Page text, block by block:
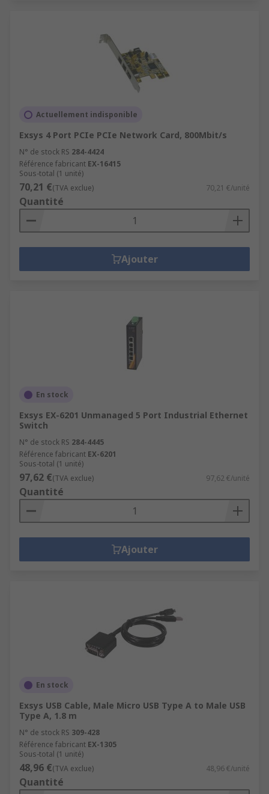
Actuellement indisponible
Exsys 4 Port PCIe PCIe Network Card, 800Mbit/s
N° de stock RS 284-4424
Référence fabricant EX-16415
Sous-total (1 unité)
70,21 €(TVA exclue) 70,21 €/unité
Quantité
Ajouter
En stock
Exsys EX-6201 Unmanaged 5 Port Industrial Ethernet
Switch
N° de stock RS 284-4445
Référence fabricant EX-6201
Sous-total (1 unité)
97,62 €(TVA exclue) 97,62 €/unité
Quantité
Ajouter
En stock
Exsys USB Cable, Male Micro USB Type A to Male USB
Type A, 1.8 m
N° de stock RS 309-428
Référence fabricant EX-1305
Sous-total (1 unité)
48,96 €(TVA exclue) 48,96 €/unité
Quantité